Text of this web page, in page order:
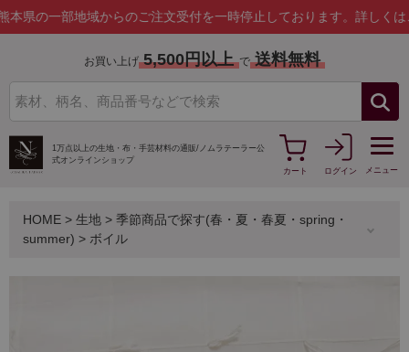
部地域からのご注文受付を一時停止しております。詳しくはこちら
お買い上げ 5,500円以上 で 送料無料
1万点以上の生地・布・手芸材料の通販/ ノムラテーラー公
式オンラインショップ
カート
ログイン メニュー
HOME > 生地 > 季節商品で探す(春・夏・春夏・spring・
summer) > ボイル